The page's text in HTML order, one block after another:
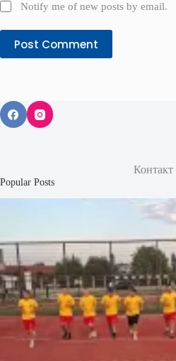
Notify me of new posts by email.
Post Comment
Контакт
Popular Posts